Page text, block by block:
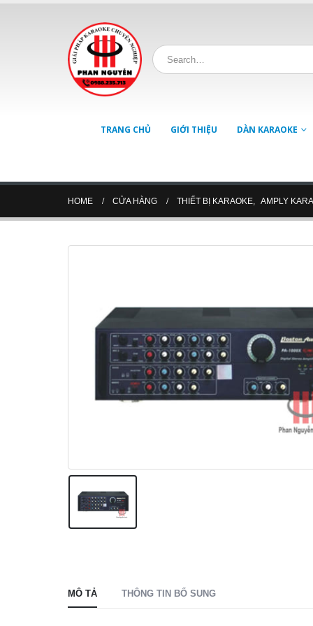
TRANG CHỦ GIỚI THIỆU DÀN KARAOKE
HOME CỬA HÀNG THIẾT BỊ KARAOKE, AMPLY
MÔ TẢ THÔNG TIN BỔ SUNG